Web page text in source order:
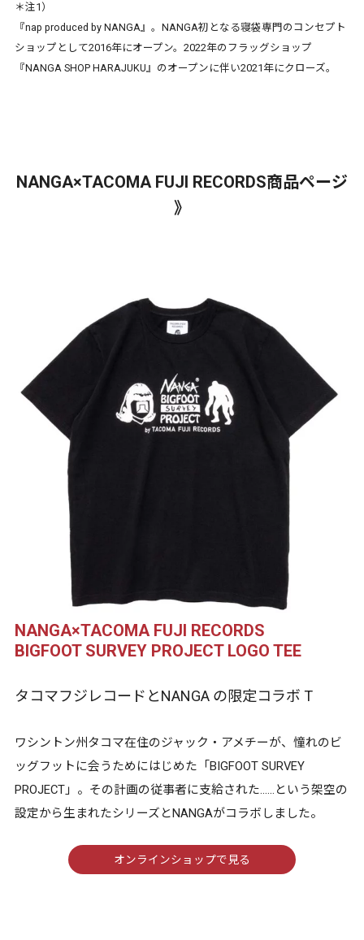
＊注1）
『nap produced by NANGA』。NANGA初となる寝袋専門のコンセプト
ショップとして2016年にオープン。2022年のフラッグショップ
『NANGA SHOP HARAJUKU』のオープンに伴い2021年にクローズ。
NANGA×TACOMA FUJI RECORDS商品ページ
》
NANGA×TACOMA FUJI RECORDS
BIGFOOT SURVEY PROJECT LOGO TEE
タコマフジレコードとNANGA の限定コラボ T
ワシントン州タコマ在住のジャック・アメチーが、憧れのビ
ッグフットに会うためにはじめた「BIGFOOT SURVEY
PROJECT」。その計画の従事者に支給された……という架空の
設定から生まれたシリーズとNANGAがコラボしました。
オンラインショップで見る